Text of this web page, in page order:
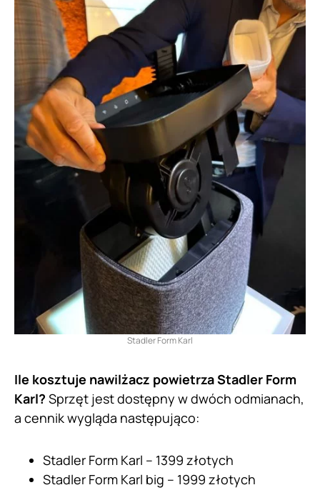
Stadler Form Karl
Ile kosztuje nawilżacz powietrza Stadler Form
Karl? Sprzęt jest dostępny w dwóch odmianach,
a cennik wygląda następująco:
Stadler Form Karl – 1399 złotych
Stadler Form Karl big – 1999 złotych